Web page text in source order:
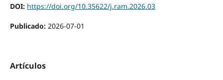
DOI: https://doi.org/10.35622/j.ram.2026.03
Publicado: 2026-07-01
Artículos